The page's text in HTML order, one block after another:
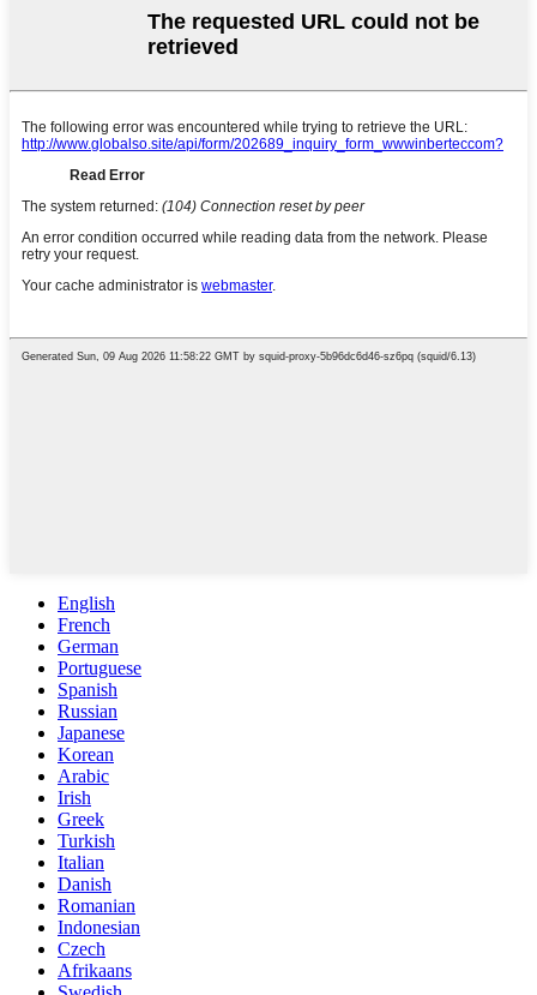
English
French
German
Portuguese
Spanish
Russian
Japanese
Korean
Arabic
Irish
Greek
Turkish
Italian
Danish
Romanian
Indonesian
Czech
Afrikaans